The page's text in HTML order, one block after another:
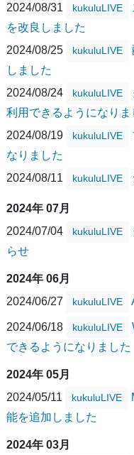
2024/08/31
kukuluLIVE
を改良しました
2024/08/25
kukuluLIVE
しました
2024/08/24
kukuluLIVE
利用できるようになりま
2024/08/19
kukuluLIVE
なりました
2024/08/11
kukuluLIVE
2024年 07月
2024/07/04
kukuluLIVE
らせ
2024年 06月
2024/06/27
kukuluLIVE
2024/06/18 kukuluLIVE
できるようになりました
2024年 05月
2024/05/11
kukuluLIVE
能を追加しました
2024年 03月